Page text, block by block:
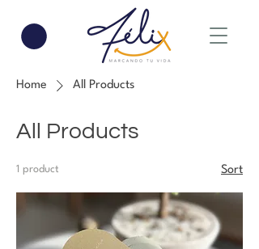
Home All Products
All Products
1 product Sort